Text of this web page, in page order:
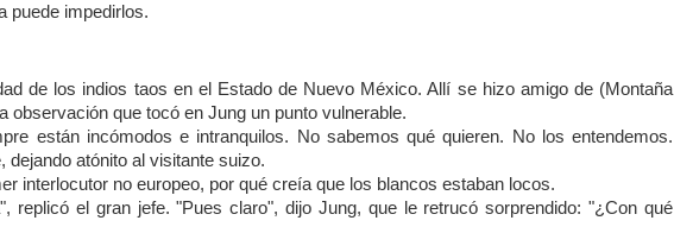
puede impedirlos.
de los indios taos en el Estado de Nuevo México. Allí se hizo amigo de (Montaña
observación que tocó en Jung un punto vulnerable.
están incómodos e intranquilos. No sabemos qué quieren. No los entendemos.
atónito al visitante suizo.
interlocutor no europeo, por qué creía que los blancos estaban locos.
replicó el gran jefe. "Pues claro", dijo Jung, que le retrucó sorprendido: "¿Con qué